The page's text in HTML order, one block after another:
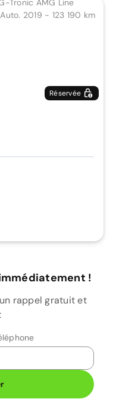
Réservée
!
rappel gratuit et